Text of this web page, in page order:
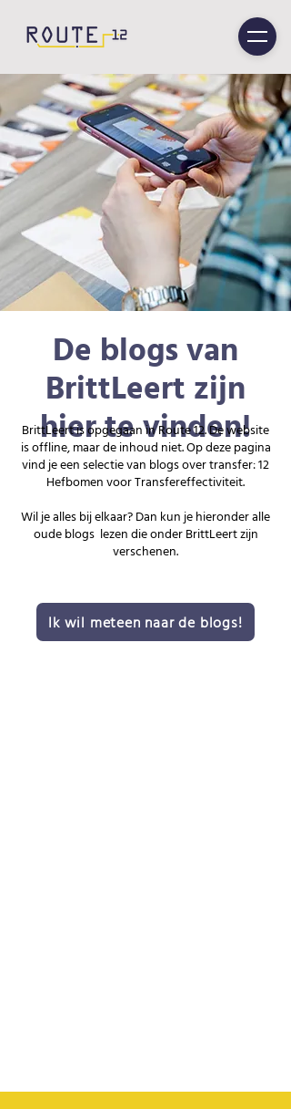
De blogs van
BrittLeert zijn
hier te vinden!
BrittLeert is opgegaan in Route 12. De website
is offline, maar de inhoud niet.Op deze pagina
vind je een selectie van blogs over transfer: 12
Hefbomen voor Transfereffectiviteit.
Wil je alles bij elkaar? Dan kun je hieronder alle
oude blogs lezen die onder BrittLeert zijn
verschenen.
Ik wil meteen naar de blogs!